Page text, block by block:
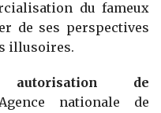
du fameux
de ses perspectives
illusoires.
de
nationale de